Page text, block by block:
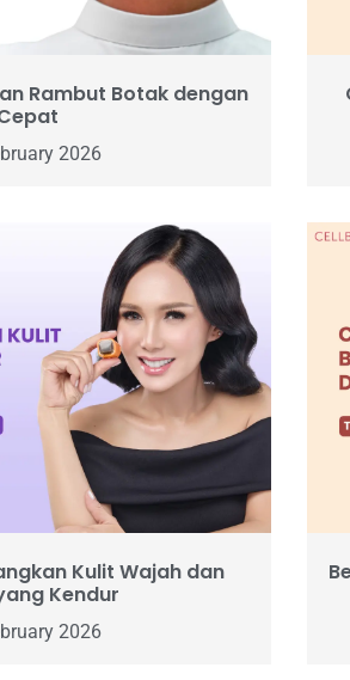
Rambut Botak dengan
2026
Kulit Wajah dan
Kendur
2026